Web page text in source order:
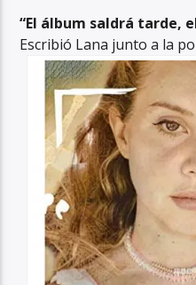
“El álbum saldrá tarde,
Escribió Lana junto a la